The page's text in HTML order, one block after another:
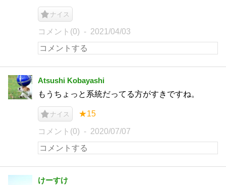
ナイス
コメント(0) 2021/04/03
Atsushi Kobayashi
もうちょっと系統だってる方がすきですね。
ナイス ★15
コメント(0) 2020/07/07
けーすけ